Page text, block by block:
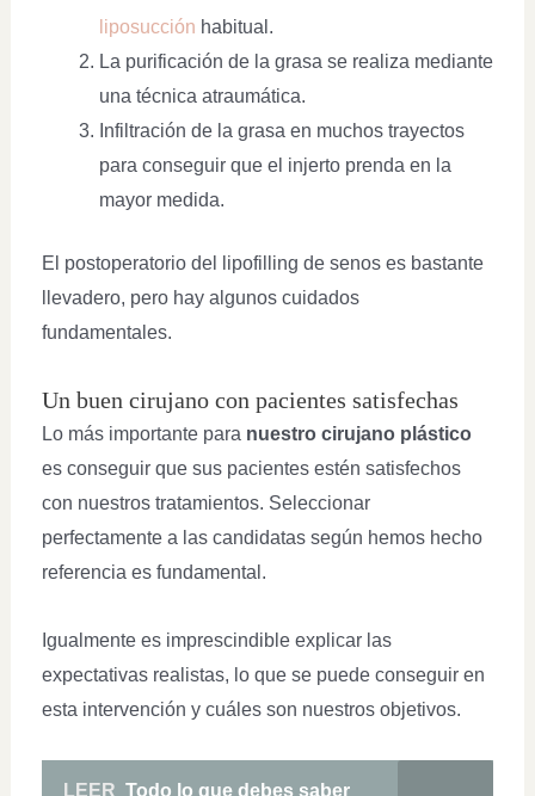
liposucción habitual.
La purificación de la grasa se realiza mediante
una técnica atraumática.
Infiltración de la grasa en muchos trayectos
para conseguir que el injerto prenda en la
mayor medida.
El postoperatorio del lipofilling de senos es bastante
llevadero, pero hay algunos cuidados
fundamentales.
Un buen cirujano con pacientes satisfechas
Lo más importante para nuestro cirujano plástico
es conseguir que sus pacientes estén satisfechos
con nuestros tratamientos. Seleccionar
perfectamente a las candidatas según hemos hecho
referencia es fundamental.
Igualmente es imprescindible explicar las
expectativas realistas, lo que se puede conseguir en
esta intervención y cuáles son nuestros objetivos.
LEER Todo lo que debes saber